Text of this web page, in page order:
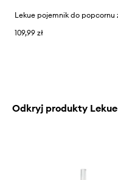
109,99 zł
Odkryj produkty Lekue